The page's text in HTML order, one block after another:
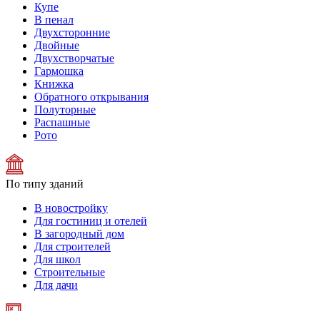
Купе
В пенал
Двухсторонние
Двойные
Двухстворчатые
Гармошка
Книжка
Обратного открывания
Полуторные
Распашные
Рото
По типу зданий
В новостройку
Для гостиниц и отелей
В загородный дом
Для строителей
Для школ
Строительные
Для дачи